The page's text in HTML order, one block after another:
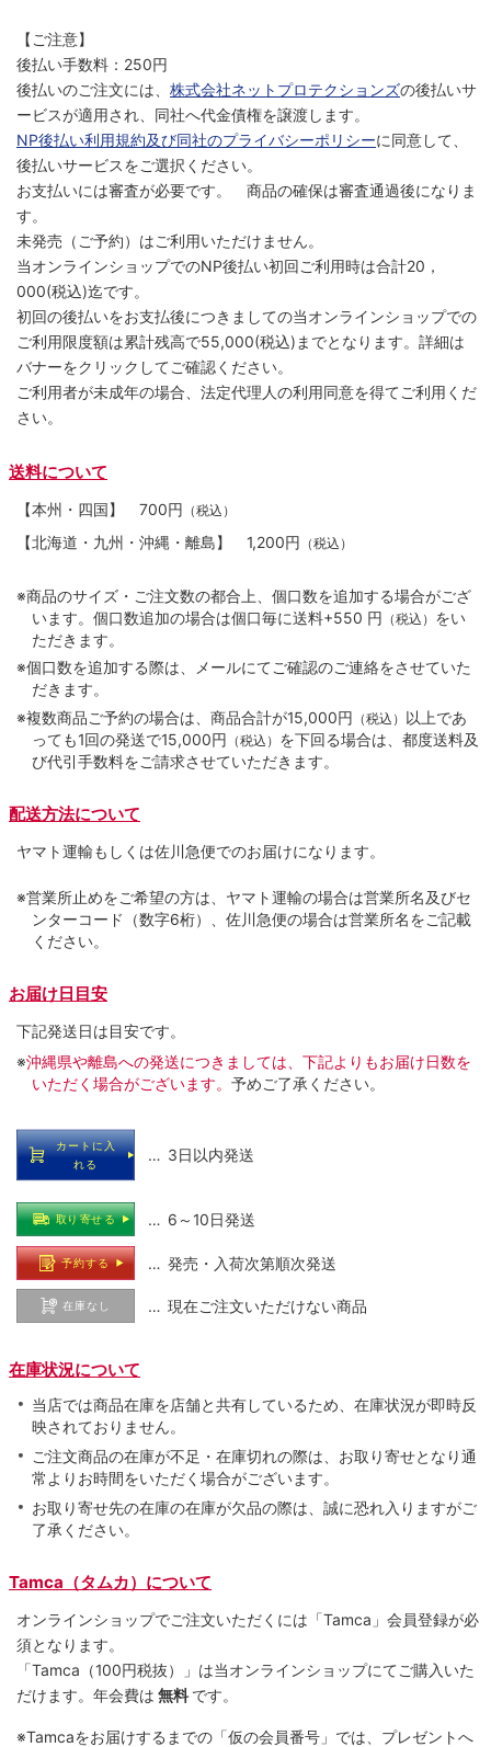
【ご注意】
後払い手数料：250円
後払いのご注文には、 株式会社ネットプロテクションズの後払いサ
ービスが適用され、同社へ代金債権を譲渡します。
NP後払い利用規約及び同社のプライバシーポリシーに同意して、
後払いサービスをご選択ください。
お支払いには審査が必要です。 商品の確保は審査通過後になりま
す。
未発売（ご予約）はご利用いただけません。
当オンラインショップでのNP後払い初回ご利用時は合計20，
000(税込)迄です。
初回の後払いをお支払後につきましての当オンラインショップでの
ご利用限度額は累計残高で55,000(税込)までとなります。詳細は
バナーをクリックしてご確認ください。
ご利用者が未成年の場合、法定代理人の利用同意を得てご利用くだ
さい。
送料について
【本州・四国】 700円 （税込）
【北海道・九州・沖縄・離島】 1,200円 （税込）
※商品のサイズ・ご注文数の都合上、個口数を追加する場合がござ
います。個口数追加の場合は個口毎に送料+550 円 （税込） をい
ただきます。
※個口数を追加する際は、メールにてご確認のご連絡をさせていた
だきます。
※複数商品ご予約の場合は、商品合計が15,000円 （税込） 以上であ
っても1回の発送で15,000円 （税込） を下回る場合は、都度送料及
び代引手数料をご請求させていただきます。
配送方法について
ヤマト運輸もしくは佐川急便でのお届けになります。
※営業所止めをご希望の方は、ヤマト運輸の場合は営業所名及びセ
ンターコード（数字6桁）、佐川急便の場合は営業所名をご記載
ください。
お届け日目安
下記発送日は目安です。
※沖縄県や離島への発送につきましては、下記よりもお届け日数を
いただく場合がございます。 予めご了承ください。
カートに入
れる
… 3日以内発送
取り寄せる … 6～10日発送
予約する … 発売・入荷次第順次発送
在庫なし … 現在ご注文いただけない商品
在庫状況について
当店では商品在庫を店舗と共有しているため、在庫状況が即時反
映されておりません。
ご注文商品の在庫が不足・在庫切れの際は、お取り寄せとなり通
常よりお時間をいただく場合がございます。
お取り寄せ先の在庫の在庫が欠品の際は、誠に恐れ入りますがご
了承ください。
Tamca（タムカ）について
オンラインショップでご注⽂いただくには「Tamca」会員登録が必
須となります。
「Tamca （100円税抜）
」は当オンラインショップにてご購⼊いた
だけます。 年会費は 無料 です。
※Tamcaをお届けするまでの「仮の会員番号」では、プレゼントへ